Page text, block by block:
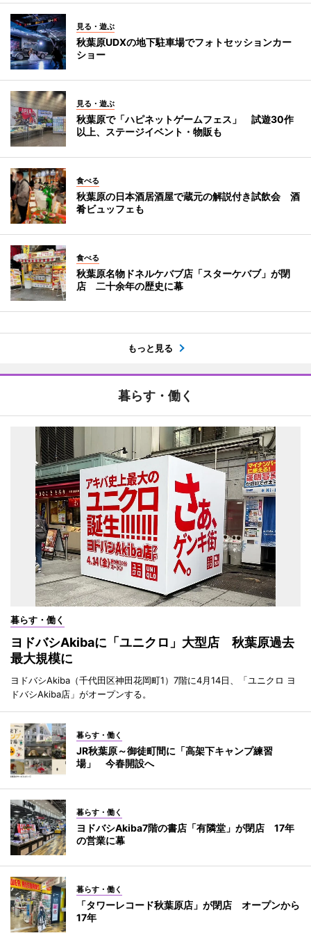
見る・遊ぶ
秋葉原UDXの地下駐車場でフォトセッションカー
ショー
見る・遊ぶ
秋葉原で「ハピネットゲームフェス」 試遊30作
以上、ステージイベント・物販も
食べる
秋葉原の日本酒居酒屋で蔵元の解説付き試飲会 酒
肴ビュッフェも
食べる
秋葉原名物ドネルケバブ店「スターケバブ」が閉
店 二十余年の歴史に幕
もっと見る
暮らす・働く
暮らす・働く
ヨドバシAkibaに「ユニクロ」大型店 秋葉原過去
最大規模に
ヨドバシAkiba（千代田区神田花岡町1）7階に4月14日、「ユニクロ ヨ
ドバシAkiba店」がオープンする。
暮らす・働く
JR秋葉原～御徒町間に「高架下キャンプ練習
場」 今春開設へ
暮らす・働く
ヨドバシAkiba7階の書店「有隣堂」が閉店 17年
の営業に幕
暮らす・働く
「タワーレコード秋葉原店」が閉店 オープンから
17年